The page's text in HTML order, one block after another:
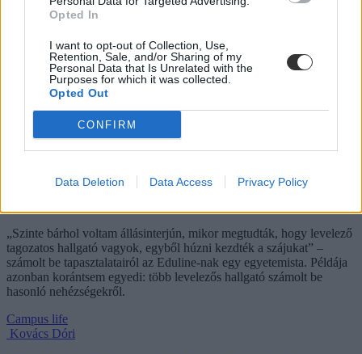
Opted In
I want to opt-out of Collection, Use,
Retention, Sale, and/or Sharing of my
Personal Data that Is Unrelated with the
Purposes for which it was collected.
Opted Out
CONFIRM
Data Deletion Data Access Privacy Policy
helyette?
nem elszigetelt hibák, hanem a jelenlegi oktatási szerkezet
„erővonalai”, amelyek a rendszer gyökeres reformjáért kiáltanak Dr.
Gyarmathy Éva klinikai és neveléslélektani szakpszichológus,
egyetemi tanár szerint.
Kurucz-Gáspár Tünde
vállalhatnak diákmunkát – több mint százezer
„Szinte bárhol voltam állásinterjún, mikor megtudták, hogy levelező
tagozatos hallgató vagyok, egyből húzni kezdték a szájukat” –
számolt be tapasztalatairól az Eduline-nak egy egyetemista. Példája
azonban korántsem egyedi: több levelezős hallgató számolt be
hasonló nehézségekről.
Campus life
Kovács Dóri